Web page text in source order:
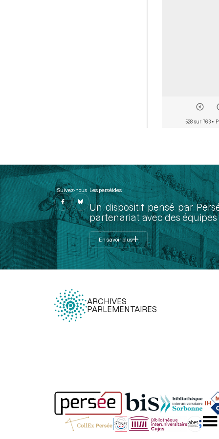
528 sur 763•
Suivez-nous Les perséides
Un dispositif pensé par
partenariat avec des
En savoir plus
ARCHIVES
PARLEMENTAIRES